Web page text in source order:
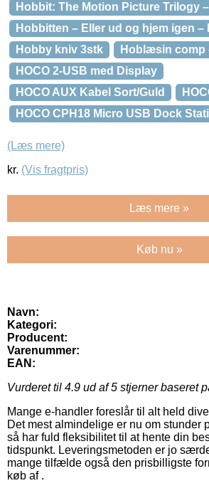
Hobbit: The Motion Picture Trilogy
Hobbitten – Eller ud og hjem igen
Hobby kniv 3stk
Hoblæsin comp
HOCO 2-USB med Display
HOCO AUX Kabel Sort/Guld
HOCO CPH18 Micro USB Dock
(Læs mere)
kr. (Vis fragtpris)
Læs mere »
Køb nu »
Navn:
Kategori:
Producent:
Varenummer:
EAN:
Vurderet til 4.9 ud af 5 stjerner baseret
Mange e-handler foreslår til alt held
Det mest almindelige er nu om stunder
så har fuld fleksibilitet til at hente din
tidspunkt. Leveringsmetoden er jo
mange tilfælde også den prisbilligste
køb af .